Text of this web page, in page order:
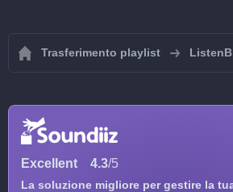
Trasferimento playlist
Excellent 4.3/5
La soluzione migliore per gestire la